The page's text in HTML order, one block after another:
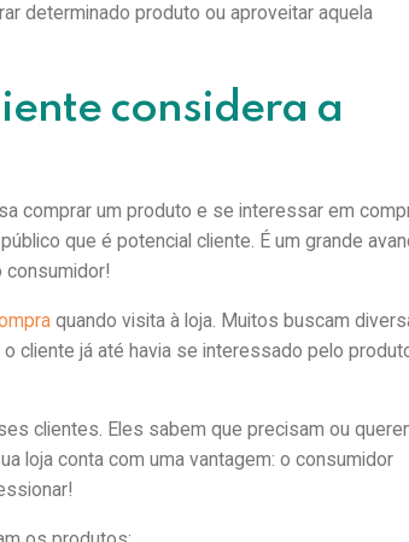
determinado produto ou aproveitar aquela
considera a
comprar um produto e se interessar em
que é potencial cliente. É um grande
quando visita à loja. Muitos buscam
cliente já até havia se interessado pelo
clientes. Eles sabem que precisam ou
loja conta com uma vantagem: o consumidor